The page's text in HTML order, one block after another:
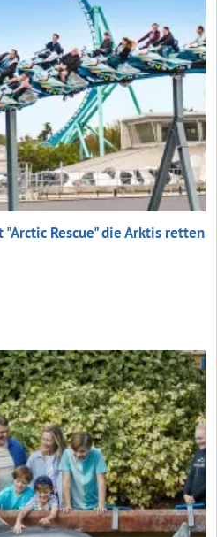
Rescue" die Arktis retten